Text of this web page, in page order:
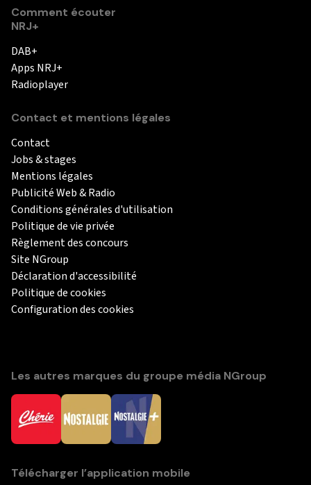
Comment écouter
NRJ+
DAB+
Apps NRJ+
Radioplayer
Contact et mentions légales
Contact
Jobs & stages
Mentions légales
Publicité Web & Radio
Conditions générales d'utilisation
Politique de vie privée
Règlement des concours
Site NGroup
Déclaration d'accessibilité
Politique de cookies
Configuration des cookies
Les autres marques du groupe média NGroup
Télécharger l’application mobile